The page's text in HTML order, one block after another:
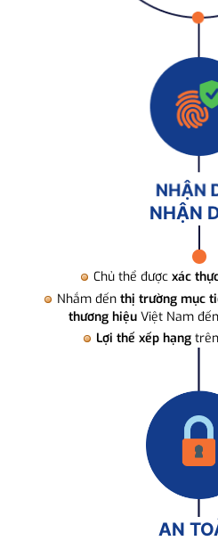
NHẬN
Chủ thể được xác
Nhắm đến thị trường mục
thương hiệuViệt Nam
Lợi thế xếp hạng
AN